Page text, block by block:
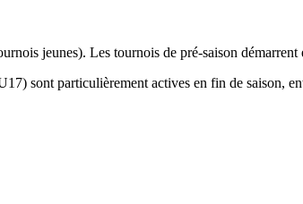
jeunes). Les tournois de pré-saison démarrent
sont particulièrement actives en fin de saison,